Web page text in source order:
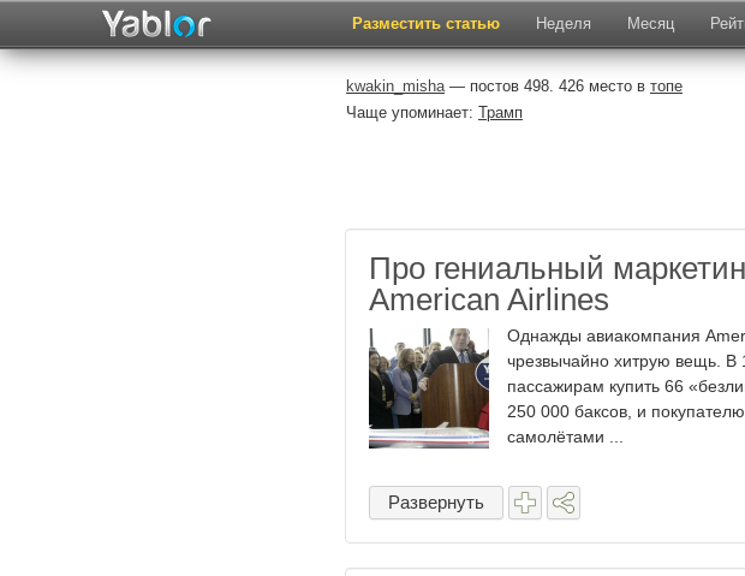
Разместить статью Неделя Месяц
kwakin_misha— постов 498. 426 место в топе
Чаще упоминает: Трамп
Про гениальный
American Airlines
Однажды авиакомпания
чрезвычайно хитрую вещь. В
пассажирам купить 66
250 000 баксов, и
самолётами ...
Развернуть